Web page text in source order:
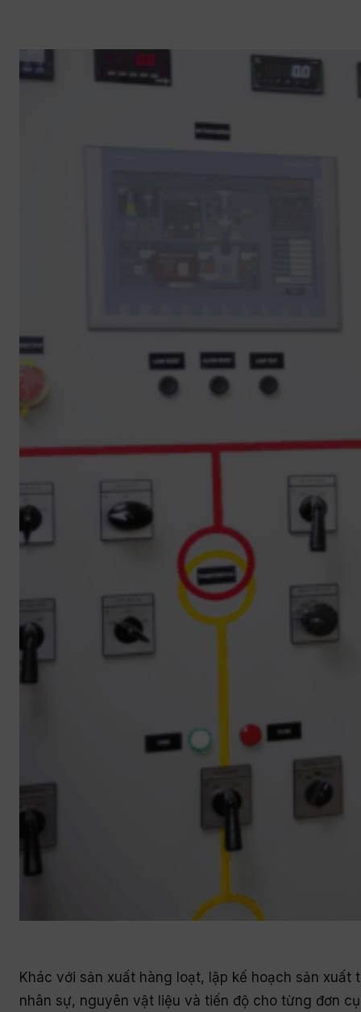
Khác với sản xuất hàng loạt, lập kế hoạch sản
nhân sự, nguyên vật liệu và tiến độ cho từng đơn